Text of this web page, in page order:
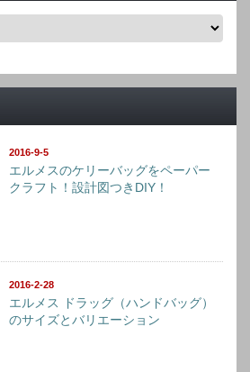
2016-9-5
エルメスのケリーバッグをペーパー
クラフト！設計図つきDIY！
2016-2-28
エルメス ドラッグ（ハンドバッグ）
のサイズとバリエーション